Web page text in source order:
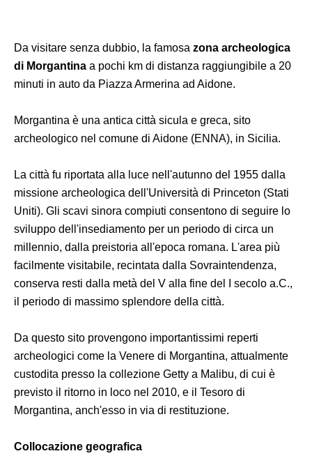
Da visitare senza dubbio, la famosa zona archeologica
di Morgantina a pochi km di distanza raggiungibile a 20
minuti in auto da Piazza Armerina ad Aidone.
Morgantina è una antica città sicula e greca, sito
archeologico nel comune di Aidone (ENNA), in Sicilia.
La città fu riportata alla luce nell'autunno del 1955 dalla
missione archeologica dell'Università di Princeton (Stati
Uniti). Gli scavi sinora compiuti consentono di seguire lo
sviluppo dell'insediamento per un periodo di circa un
millennio, dalla preistoria all'epoca romana. L'area più
facilmente visitabile, recintata dalla Sovraintendenza,
conserva resti dalla metà del V alla fine del I secolo a.C.,
il periodo di massimo splendore della città.
Da questo sito provengono importantissimi reperti
archeologici come la Venere di Morgantina, attualmente
custodita presso la collezione Getty a Malibu, di cui è
previsto il ritorno in loco nel 2010, e il Tesoro di
Morgantina, anch'esso in via di restituzione.
Collocazione geografica